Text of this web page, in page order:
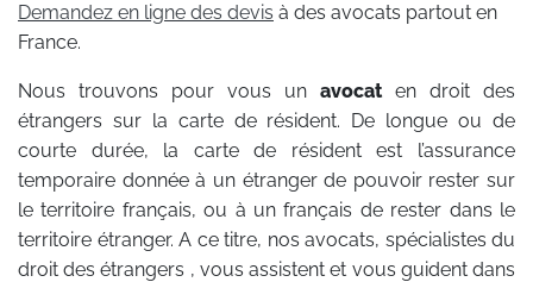
Demandez en ligne des devis à des avocats partout en
France.
Nous trouvons pour vous un avocat en droit des
étrangers sur la carte de résident. De longue ou de
courte durée, la carte de résident est l’assurance
temporaire donnée à un étranger de pouvoir rester sur
le territoire français, ou à un français de rester dans le
territoire étranger. A ce titre, nos avocats, spécialistes du
droit des étrangers , vous assistent et vous guident dans